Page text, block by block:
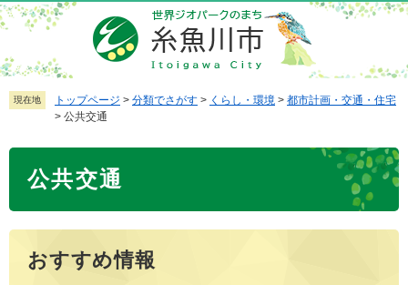
ペ
ー
ジ
の
先
メ
ニ
ュ
ー
を
本
文
現在地 トップページ > 分類でさがす > くらし・環境 > 都市計画・交通・住宅
> 公共交通
公共交通
おすすめ情報